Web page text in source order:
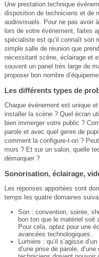
Une prestation technique
disposition de techniciens et de
audiovisuels. Pour ne pas avoir
lors de votre événement, faites
spécialiste est qu’il connaît son
simple salle de réunion que
nécessitant scène, éclairage et
souvent un panel très large de
proposer bon nombre
Les différents types de
Chaque événement est unique
installer la scène ? Quel écran
bien immerger votre public ?
parole et avec quel genre de
comment la configure-t-on ?
murs ? Et sur un salon, quelle
démarquer ?
Sonorisation, éclairage,
Les réponses apportées sont
temps les quatre domaines
Son : convention, soirée,
bon ton que le matériel soit
Pour cela, optez pour une
avancées technologiques.
Lumière : qu’il s’agisse
d’une prise de parole,